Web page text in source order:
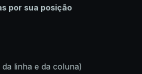
por sua posição
linha e da coluna)